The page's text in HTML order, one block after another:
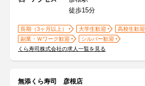
徒歩15分
長期（3ヶ月以上） 大学生歓迎
高校生歓迎
副業・Ｗワーク歓迎
シルバー歓迎
くら寿司株式会社の求人一覧を見る
無添くら寿司 彦根店